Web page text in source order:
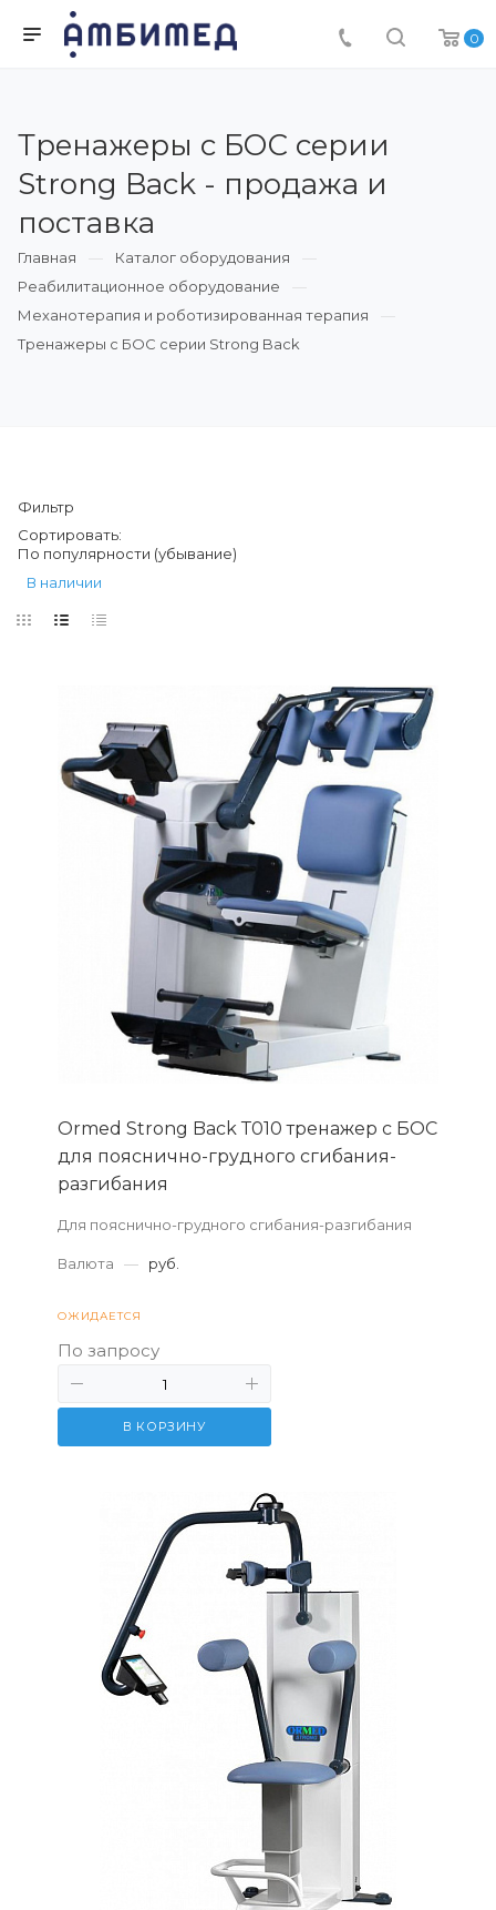
0
Тренажеры с БОС серии
Strong Back - продажа и
поставка
Главная
Каталог оборудования
Реабилитационное оборудование
Механотерапия и роботизированная терапия
Тренажеры с БОС серии Strong Back
Фильтр
Сортировать:
По популярности (убывание)
В наличии
Ormed Strong Back Т010 тренажер с БОС
для пояснично-грудного сгибания-
разгибания
Для пояснично-грудного сгибания-разгибания
Валюта — руб.
ОЖИДАЕТСЯ
По запросу
В КОРЗИНУ